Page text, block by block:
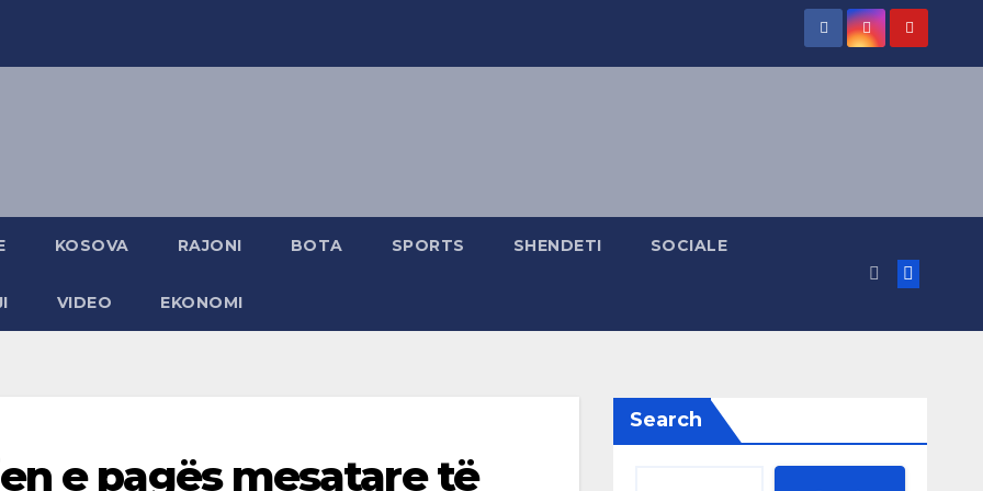
KOSOVA RAJONI BOTA SPORTS SHENDETI SOCIALE
VIDEO EKONOMI
e pagës mesatare të
Search